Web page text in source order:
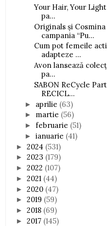
Your Hair, Your
pa...
Originals și
campania “Pu...
Cum pot femeile
adapteze ...
Avon lansează
pa...
SABON ReCycle
RECICL...
► aprilie (63)
► martie (56)
►februarie (51)
►ianuarie (41)
►2024 (531)
►2023 (179)
►2022 (107)
►2021 (44)
►2020 (47)
►2019 (59)
►2018 (69)
►2017 (145)